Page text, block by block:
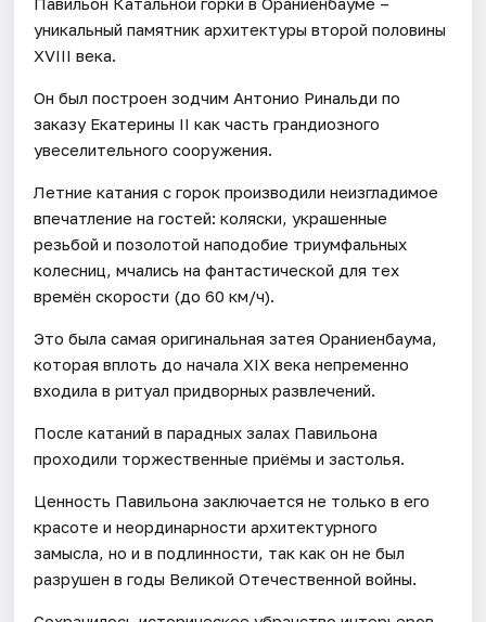
уникальный памятник архитектуры второй половины
XVIII века.
Он был построен зодчим Антонио Ринальди по
заказу Екатерины II как часть грандиозного
увеселительного сооружения.
Летние катания с горок производили неизгладимое
впечатление на гостей: коляски, украшенные
резьбой и позолотой наподобие триумфальных
колесниц, мчались на фантастической для тех
времён скорости (до 60 км/ч).
Это была самая оригинальная затея Ораниенбаума,
которая вплоть до начала XIX века непременно
входила в ритуал придворных развлечений.
После катаний в парадных залах Павильона
проходили торжественные приёмы и застолья.
Ценность Павильона заключается не только в его
красоте и неординарности архитектурного
замысла, но и в подлинности, так как он не был
разрушен в годы Великой Отечественной войны.